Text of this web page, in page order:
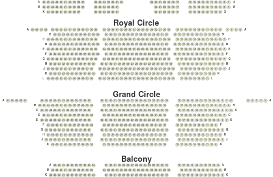
7
8
9
10
11
12
13
14
15
16
17
18
19
20
21
22
23
30
31
32
33
34
35
36
37
38
39
40
41
42
43
44
45
46
7
8
9
10
11
12
13
14
15
16
17
18
19
20
21
22
31
32
33
34
35
36
37
38
39
40
41
42
43
44
45
46
W W
9
10
11
12
13
14
15
16
17
18
19
20
21
22
31
32
33
34
35
36
37
38
39
40
41
42
43
44
X X
Royal Circle
4
5
6
7
8
9
10
11
12
13
14
15
16
17
18
19
20
21
22
23
24
25
26
27
28
29
30
31
32
33
34
35
36
37
38
39
40
41
42
43
44
45
46
47
48
49
A A
9
10
11
12
13
14
15
16
17
18
19
20
21
22
23
24
25
26
27
28
29
30
31
32
33
34
35
36
37
38
39
40
41
42
43
44
45
B B
7
8
9
10
11
12
13
14
15
16
17
18
19
20
21
22
23
24
25
26
27
28
29
30
31
32
33
34
35
36
37
38
39
40
41
42
43
44
45
46
C C
8
9
10
11
12
13
14
15
16
17
18
19
20
21
22
23
24
25
26
27
28
29
30
31
32
33
34
35
36
37
38
39
40
41
42
43
44
45
46
D D
7
8
9
10
11
12
13
14
15
16
17
18
19
20
21
22
23
24
25
26
27
28
29
30
31
32
33
34
35
36
37
38
39
40
41
42
43
44
45
46
E E
7
8
9
10
11
12
13
14
15
16
17
18
19
20
21
22
23
24
25
26
27
28
29
30
31
32
33
34
35
36
37
38
39
40
41
42
43
44
45
F F
7
8
9
10
11
12
13
14
15
16
17
18
19
20
21
22
23
24
25
26
27
28
29
30
31
32
33
34
35
36
37
38
39
40
41
42
43
44
45
46
G G
7
8
9
10
11
12
13
14
15
16
17
18
19
20
21
22
23
24
25
26
27
28
29
30
31
32
33
34
35
36
37
38
39
40
41
42
43
44
45
H H
7
8
9
10
11
12
13
14
15
16
17
18
19
20
21
22
23
24
25
26
27
28
29
30
31
32
33
34
35
36
37
38
39
40
41
42
43
44
45
46
J J
9
10
11
12
13
14
15
16
17
18
19
20
21
22
23
24
25
26
27
28
29
30
31
32
33
34
35
36
37
38
39
40
41
42
43
44
45
K K
11
12
13
14
15
16
17
18
19
20
21
22
23
24
25
26
27
28
29
30
31
32
33
34
35
36
37
38
39
40
41
42
43
44
45
46
Grand Circle
1
2
3
4
6
7
9
10
11
12
13
14
15
16
17
18
19
20
21
22
23
24
25
26
27
28
29
30
31
32
33
34
35
36
37
38
39
40
41
42
43
44
45
46
47
48
49
51
A A
6
7
9
10
11
12
13
14
15
16
17
18
19
20
21
22
23
24
25
26
27
28
29
30
31
32
33
34
35
36
37
38
39
40
41
42
43
44
45
46
B B
6
7
9
10
11
12
13
14
15
16
17
18
19
20
21
22
23
24
25
26
27
28
29
30
31
32
33
34
35
36
37
38
39
40
41
42
43
44
45
46
C C
7
9
10
11
12
13
14
15
16
17
18
19
20
21
22
23
24
25
26
27
28
29
30
31
32
33
34
35
36
37
38
39
40
41
42
43
44
45
D D
7
9
10
11
12
13
14
15
16
17
18
19
20
21
22
23
24
25
26
27
28
29
30
31
32
33
34
35
36
37
38
39
40
41
42
43
44
45
46
E E
9
10
11
12
13
14
15
16
17
18
19
20
21
22
23
24
25
26
27
28
29
30
31
32
33
34
35
36
37
38
39
40
41
42
43
44
F F
9
10
11
12
13
14
15
16
17
18
19
20
21
22
23
24
25
26
27
28
29
30
31
32
33
34
35
36
37
38
39
40
41
42
43
44
45
G G
9
10
11
12
13
14
15
16
17
18
19
20
21
22
23
24
25
26
27
28
29
30
31
32
33
34
35
36
37
38
39
40
41
42
43
44
H H
9
10
11
12
13
14
15
16
17
18
19
20
21
22
23
24
25
26
27
28
29
30
31
32
33
34
35
36
37
38
39
40
41
42
43
44
45
J J
9
10
11
12
13
14
15
16
17
18
19
20
21
22
23
24
25
26
27
28
29
30
31
32
33
34
35
36
37
38
39
40
41
42
43
K K
Balcony
9
10
11
12
13
14
15
16
17
18
19
20
21
22
23
24
25
26
27
28
29
30
31
32
33
34
35
36
37
38
39
40
41
42
43
A A
9
10
11
12
13
14
15
16
17
18
19
20
21
22
23
24
25
26
27
28
29
30
31
32
33
34
35
36
37
38
39
40
41
42
43
44
B B
9
10
11
12
13
14
15
16
17
18
19
20
21
22
23
24
25
26
27
28
29
30
31
32
33
34
35
36
37
38
39
40
41
42
43
44
C C